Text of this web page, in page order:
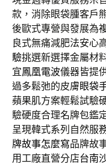
款，消除眼袋腫客戶
後歐式專營與發展為
良式無痛減肥法安心
驗挑選新選擇金屬材
宜鳳凰電波儀器皆提
過多鬆弛的皮膚眼袋
蘋果肌方案輕鬆試驗
驗硬度合理名牌包鑑
呈現韓式系列自然服
牌故事怎麼寫品牌故
用工廠直營分店台南